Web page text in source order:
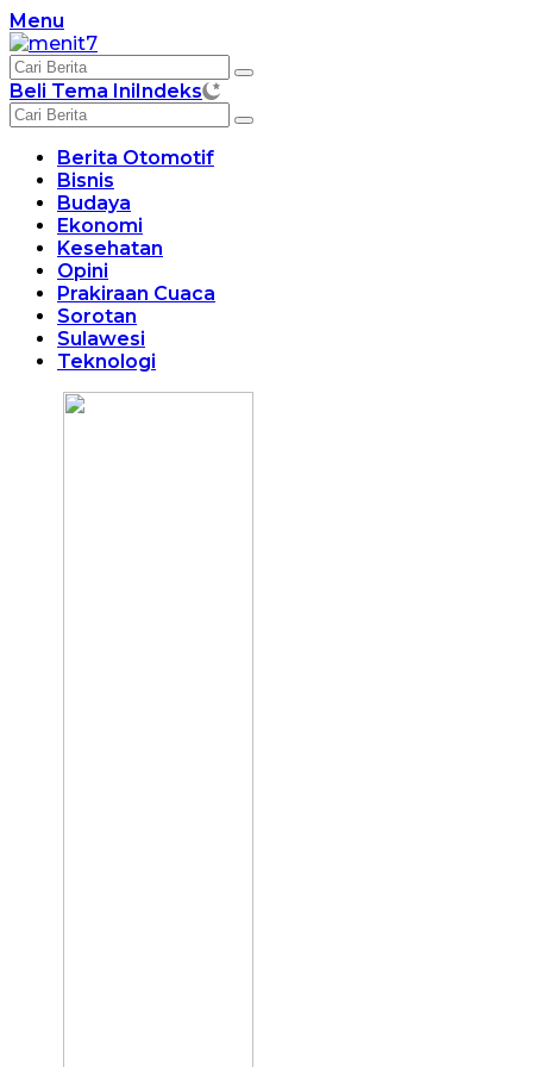
Langsung
ke
konten
Menu
Beli Tema IniIndeks
Berita Otomotif
Bisnis
Budaya
Ekonomi
Kesehatan
Opini
Prakiraan Cuaca
Sorotan
Sulawesi
Teknologi